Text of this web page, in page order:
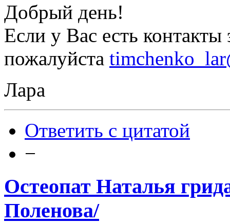
Добрый день!
Если у Вас есть
пожалуйста
Лара
Ответить с цитатой
−
Остеопат Наталья
Поленова/